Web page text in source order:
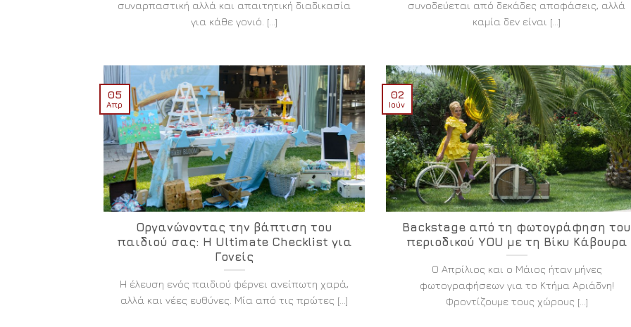
συναρπαστική αλλά και απαιτητική διαδικασία
για κάθε γονιό. [...]
συνοδεύεται από δεκάδες αποφάσεις, αλλά
καμία δεν είναι [...]
Οργανώνοντας την βάπτιση του
παιδιού σας: Η Ultimate Checklist για
Γονείς
Η έλευση ενός παιδιού φέρνει ανείπωτη χαρά,
αλλά και νέες ευθύνες. Μία από τις πρώτες [...]
05
Απρ
Backstage από τη φωτογράφηση του
περιοδικού YOU με τη Βίκυ Κάβουρα
Ο Απρίλιος και ο Μάιος ήταν μήνες
φωτογραφήσεων για το Κτήμα Αριάδνη!
Φροντίζουμε τους χώρους [...]
02
Ιούν